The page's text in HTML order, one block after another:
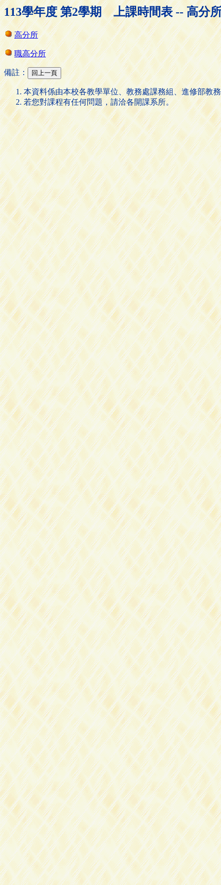
113學年度 第2學期 上課時間表 -- 高分
高分所
職高分所
備註：
本資料係由本校各教學單位、教務處課務組、進修部教
若您對課程有任何問題，請洽各開課系所。